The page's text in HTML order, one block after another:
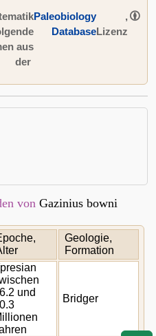
aus
der
Paleobiology
Database
,
Lizenz
von Gazinius bowni
Geologie,
Formation
und
Bridger